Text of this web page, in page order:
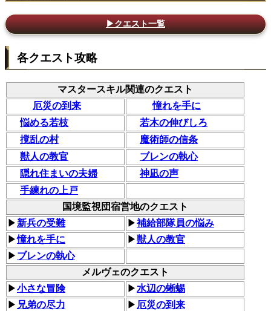
▶クエスト一覧
各クエスト攻略
マスタースキル関連のクエスト
厄災の到来
憧れを手に
悩める若枝
若木の伸びしろ
撹乱の村
魔術師の信条
獣人の教官
ブレンの執心
隠れ住まいの夫婦
神凪の声
手練れの上戸
国境監視団宿営地のクエスト
▶新兵の受難 ▶補給部隊員の悩み
▶憧れを手に ▶獣人の教官
▶ ブレンの執心
メルヴェのクエスト
▶小さな冒険 ▶水辺の蜥蜴
▶ 兄弟の尽力 ▶ 厄災の到来